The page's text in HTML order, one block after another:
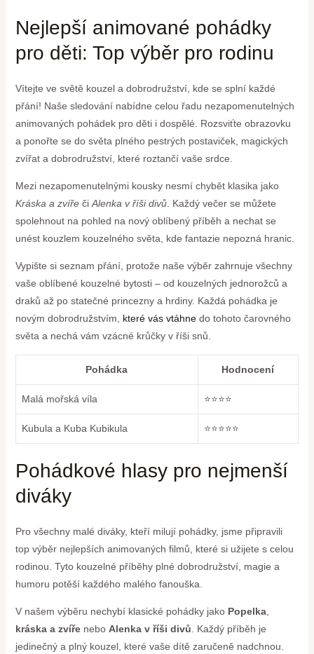
Nejlepší animované pohádky
pro děti:‌ Top výběr pro rodinu
Vítejte ve ‍světě kouzel a dobrodružství, kde ⁤se splní ​každé
přání! Naše sledování nabídne celou ‍řadu nezapomenutelných
animovaných ‍pohádek pro⁢ děti i dospělé. Rozsviťte obrazovku
a ⁤ponořte‌ se do ⁣světa plného pestrých⁤ postaviček, magických‌
zvířat a dobrodružství,‌ které roztančí vaše srdce.
Mezi ⁤nezapomenutelnými kousky nesmí chybět klasika jako⁣
Kráska a zvířeči Alenka v říši divů. Každý večer se můžete
spolehnout na pohled na nový oblíbený příběh a⁣ nechat se
unést kouzlem kouzelného světa, kde fantazie nepozná hranic.
Vypište ​si seznam přání, protože naše výběr zahrnuje všechny
vaše oblíbené‌ kouzelné ⁢bytosti – od‍ kouzelných jednorožců a
draků‌ až po ‌statečné princezny a ‌hrdiny.‍ Každá pohádka je⁤
novým dobrodružstvím, které vás vtáhnedo tohoto čarovného
světa ⁢a nechá vám ⁢vzácné krůčky v říši snů.
Pohádka Hodnocení
Malá⁣ mořská víla ⭐⭐⭐⭐
Kubula a⁢ Kuba Kubikula ⭐⭐⭐⭐⭐
Pohádkové hlasy⁤ pro nejmenší
diváky
Pro‍ všechny ⁢malé diváky, kteří milují pohádky, jsme připravili
top výběr nejlepších animovaných ⁢filmů,​ které ‌si užijete s celou
rodinou. Tyto kouzelné příběhy plné dobrodružství, magie a
⁣humoru potěší každého malého fanouška.
V našem výběru⁣ nechybí klasické pohádky jako Popelka,
kráska a zvířenebo Alenka ​v říši divů . Každý příběh je
jedinečný a plný kouzel, které vaše dítě zaručeně nadchnou.